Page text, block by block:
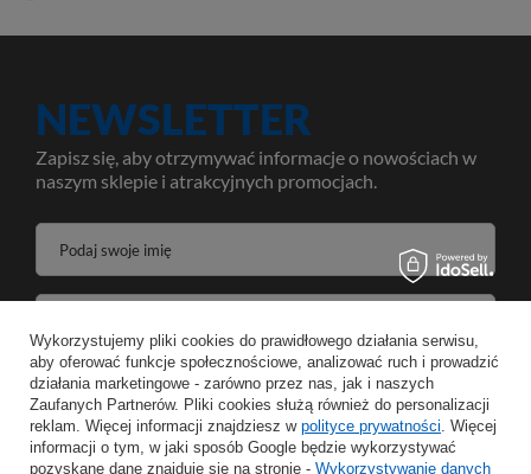
NEWSLETTER
Zapisz się, aby otrzymywać informacje o nowościach w
naszym sklepie i atrakcyjnych promocjach.
Podaj swoje imię
Wyrażam zgodę na przetwarzanie moich danych osobowych w celeach oraz zakresie realizacji usług Newsletter w
ZAPISZ
Wykorzystujemy pliki cookies do prawidłowego działania serwisu,
aby oferować funkcje społecznościowe, analizować ruch i prowadzić
działania marketingowe - zarówno przez nas, jak i naszych
Zaufanych Partnerów. Pliki cookies służą również do personalizacji
reklam. Więcej informacji znajdziesz w polityce prywatności. Więcej
informacji o tym, w jaki sposób Google będzie wykorzystywać
pozyskane dane znajduje się na stronie - Wykorzystywanie danych